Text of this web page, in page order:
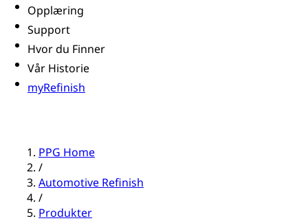
Opplæring
Support
Hvor du Finner
Vår Historie
myRefinish
PPG Home
/
Automotive Refinish
/
Produkter